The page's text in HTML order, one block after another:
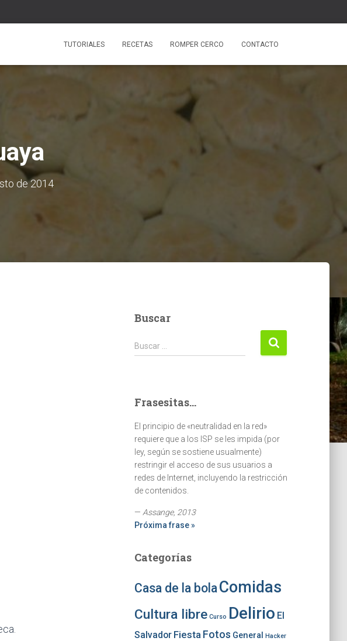
TUTORIALES RECETAS ROMPER CERCO CONTACTO
de 2014
Buscar
Buscar:
Buscar …
Frasesitas...
El principio de «neutralidad en la red»
requiere que a los ISP se les impida (por
ley, según se sostiene usualmente)
restringir el acceso de sus usuarios a
redes de Internet, incluyendo la restricción
de contenidos.
— Assange, 2013
Próxima frase »
Categorías
Casa de la bolaComidas
Cultura libre Curso Delirio El
Salvador Fiesta Fotos General Hacker